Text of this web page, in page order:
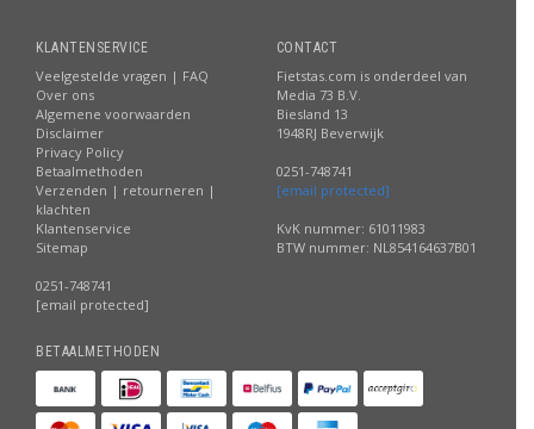
KLANTENSERVICE
Veelgestelde vragen | FAQ
Over ons
Algemene voorwaarden
Disclaimer
Privacy Policy
Betaalmethoden
Verzenden | retourneren |
klachten
Klantenservice
Sitemap
0251-748741
[email protected]
CONTACT
Fietstas.com is onderdeel van
Media 73 B.V.
Biesland 13
1948RJ Beverwijk
0251-748741
[email protected]
KvK nummer: 61011983
BTW nummer: NL854164637B01
BETAALMETHODEN